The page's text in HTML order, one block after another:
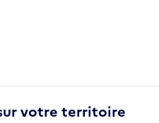
votre territoire